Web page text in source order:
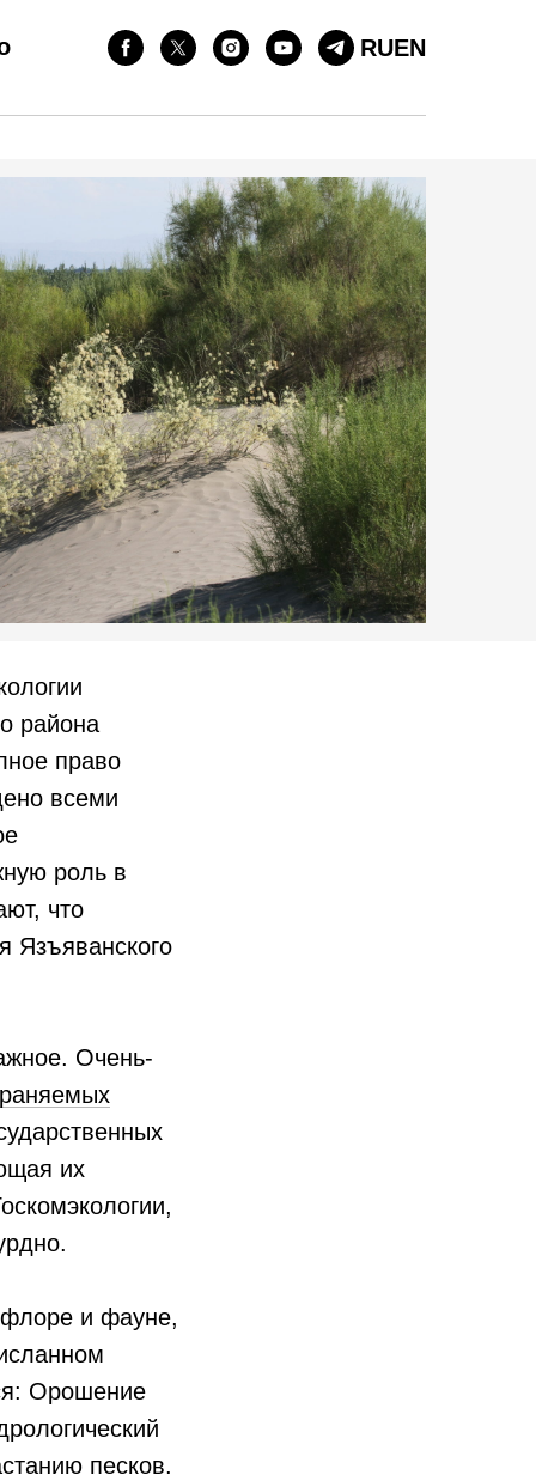
RUEN
района
право
всеми
роль в
что
Язъяванского
Очень-
их
и фауне,
Орошение
песков.